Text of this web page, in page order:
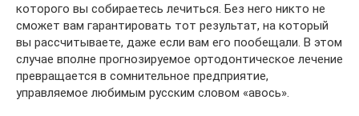
которого вы собираетесь лечиться. Без него никто не
сможет вам гарантировать тот результат, на который
вы рассчитываете, даже если вам его пообещали. В этом
случае вполне прогнозируемое ортодонтическое лечение
превращается в сомнительное предприятие,
управляемое любимым русским словом «авось».